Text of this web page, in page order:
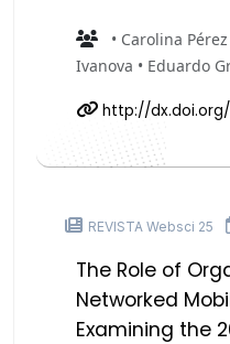
• Carolina
Ivanova • Eduardo
http://dx.doi.org/
REVISTA Websci 25
The Role of
Networked
Examining the